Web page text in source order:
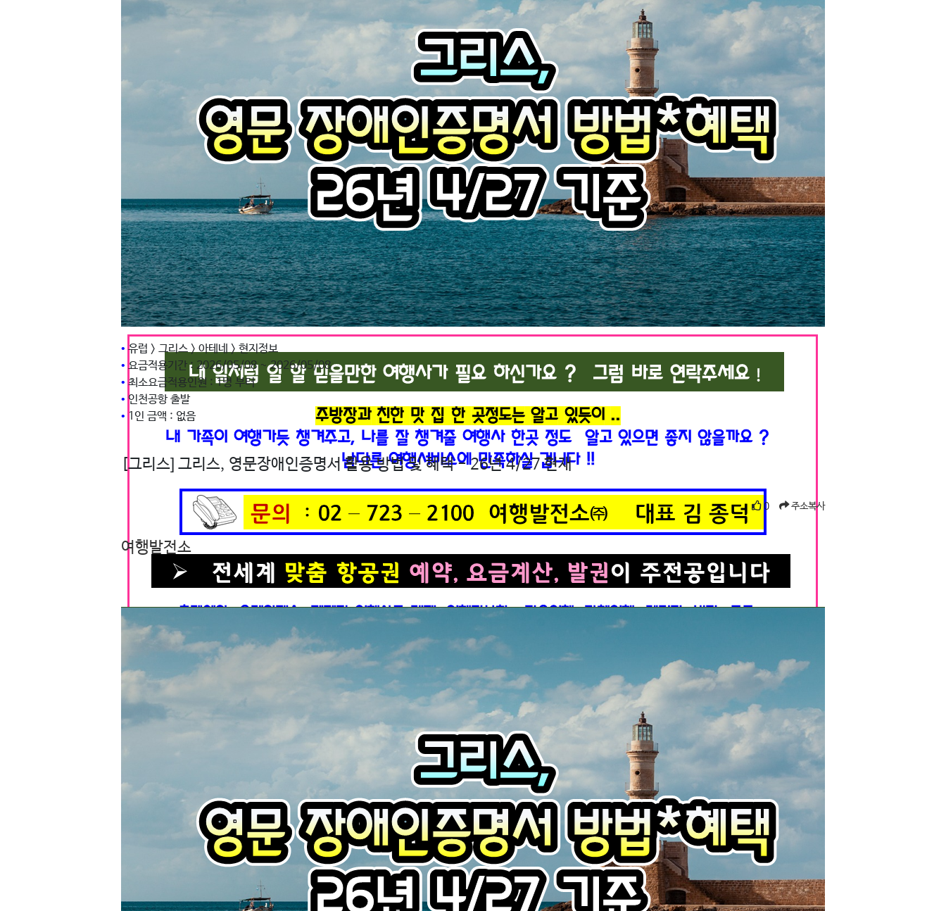
• 유럽 > 그리스 > 아테네 > 현지정보
• 요금적용기간 : 2026/05/08 ~ 2026/05/08
• 최소요금적용인원 : 1명 부터
• 인천공항 출발
• 1인 금액 : 없음
[그리스] 그리스, 영문장애인증명서 활용 방법 및 혜택 - 26년 4/27 현재
조회수 654회 • 2026.05.08 0 주소복사
여행발전소